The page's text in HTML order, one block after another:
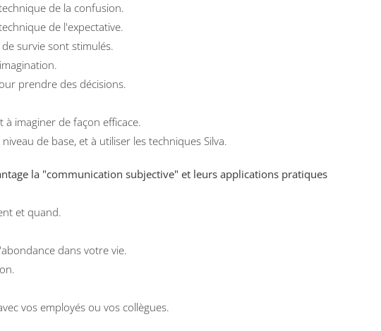
de la confusion.
de l'expectative.
survie sont stimulés.
prendre des décisions.
à imaginer de façon efficace.
de base, et à utiliser les techniques Silva.
la "communication subjective" et leurs applications pratiques
et quand.
dans votre vie.
vos employés ou vos collègues.